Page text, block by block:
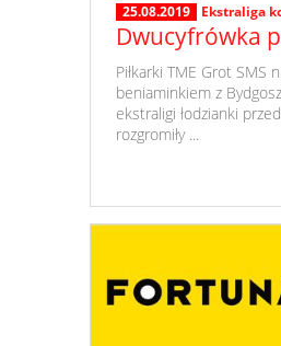
25.08.2019 Ekstraliga
Dwucyfrówka
Piłkarki TME Grot SMS
beniaminkiem z
ekstraligi łodzianki
rozgromiły ...